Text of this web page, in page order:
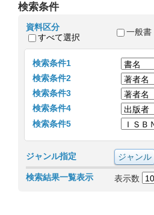
検索条件
資料区分
すべて選択
一般書
検索条件1
検索条件2
検索条件3
検索条件4
検索条件5
ジャンル指定
検索結果一覧表示 表示数